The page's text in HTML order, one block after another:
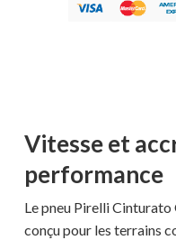
Vitesse et
performance
Le pneu Pirelli
conçu pour les terrains